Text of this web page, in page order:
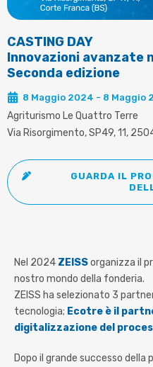
CASTING DAY
Innovazioni avanzate
Seconda edizione
8 Maggio 2024 - 8 Maggio
Agriturismo Le Quattro Terre
Via Risorgimento, SP49, 11,
GUARDA IL
Nel 2024 ZEISSorganizza il
nostro mondo della fonderia.
ZEISS ha selezionato 3
tecnologia; Ecotre è il
digitalizzazione del
Dopo il grande successo